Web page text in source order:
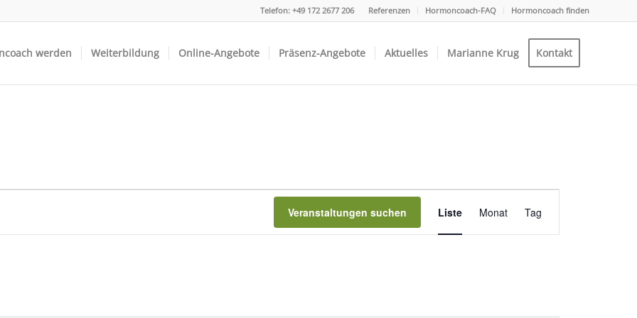
Referenzen Hormoncoach-FAQ Hormoncoach finden
Telefon: +49 172 2677 206
werden Weiterbildung Online-Angebote Präsenz-Angebote Aktuelles Marianne Krug Kontakt
Veranstaltungen suchen
Veranstaltung
Ansichten-
Navigation
Liste Monat Tag